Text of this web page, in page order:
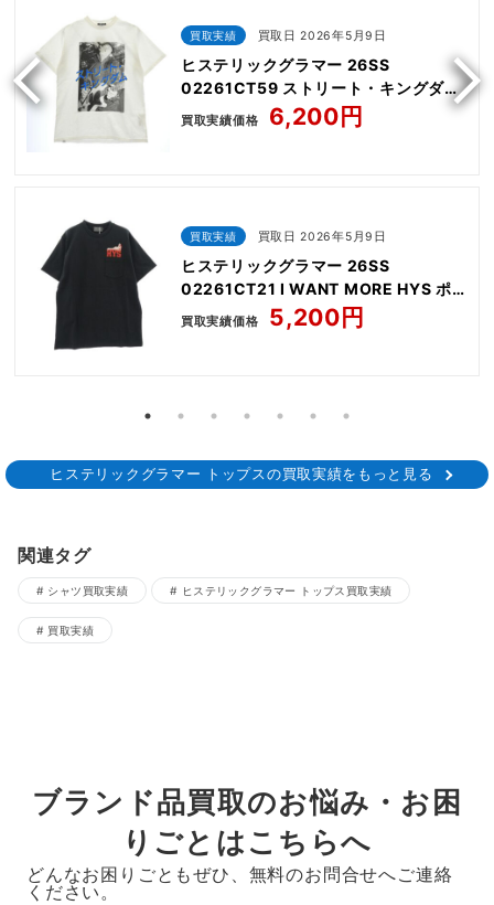
買取実績 買取日 2026年5月9日
ヒステリックグラマー 26SS
02261CT59 ストリート・キングダム
プリント 半袖 Tシャツ
買取実績価格 6,200円
買取実績 買取日 2026年5月9日
ヒステリックグラマー 26SS
02261CT21 I WANT MORE HYS ポ
ケット付き プリント 半袖 Tシャツ
買取実績価格 5,200円
ヒステリックグラマー トップスの買取実績をもっと見る
関連タグ
シャツ買取実績 ヒステリックグラマー トップス買取実績
買取実績
ブランド品買取のお悩み・お困
りごとはこちらへ
どんなお困りごともぜひ、無料のお問合せへご連絡
ください。